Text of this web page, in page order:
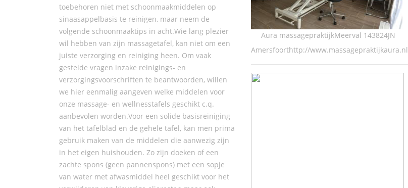
toebehoren niet met schoonmaakmiddelen op
sinaasappelbasis te reinigen, maar neem de
volgende schoonmaaktips in acht.Wie lang plezier
wil hebben van zijn massagetafel, kan niet om een
juiste verzorging en reiniging heen. Om vaak
gestelde vragen inzake reinigings- en
verzorgingsvoorschriften te beantwoorden, willen
we hier eenmalig aangeven welke middelen voor
onze massage- en wellnesstafels geschikt c.q.
aanbevolen worden.Voor een solide basisreiniging
van het tafelblad en de gehele tafel, kan men prima
gebruik maken van de middelen die aanwezig zijn
in het eigen huishouden. Zo zijn doeken of een
zachte spons (geen pannenspons) met een sopje
van water met afwasmiddel heel geschikt voor het
Aura massagepraktijkMeerval 143824JN
Amersfoorthttp://www.massagepraktijkaura.nl